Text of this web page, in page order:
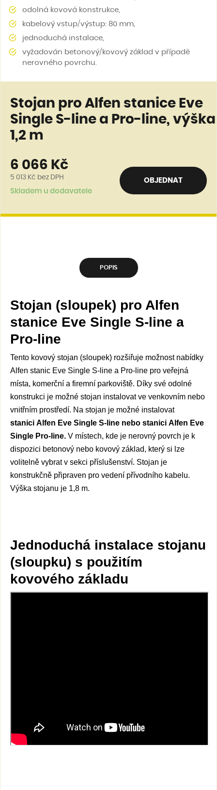
odolná kovová konstrukce,
kabelový vstup/výstup: 80 mm,
jednoduchá instalace,
vyžadován betonový/kovový základ v případě
nerovného povrchu.
Stojan pro Alfen stanice Eve
Single S-line a Pro-line, výška
1,2 m
6 066 Kč
5 013 Kč bez DPH
OBJEDNAT
Skladem u dodavatele
POPIS
Stojan (sloupek) pro Alfen
stanice Eve Single S-line a
Pro-line
Tento kovový stojan (sloupek) rozšiřuje možnost nabídky
Alfen stanic Eve Single S-line a Pro-line pro veřejná
místa, komerční a firemní parkoviště. Díky své odolné
konstrukci je možné stojan instalovat ve venkovním nebo
vnitřním prostředí. Na stojan je možné instalovat
stanici Alfen Eve Single S-line nebo stanici Alfen Eve
Single Pro-line. V místech, kde je nerovný povrch je k
dispozici betonový nebo kovový základ, který si lze
volitelně vybrat v sekci příslušenství. Stojan je
konstrukčně připraven pro vedení přívodního kabelu.
Výška stojanu je 1,8 m.
Jednoduchá instalace stojanu
(sloupku) s použitím
kovového základu